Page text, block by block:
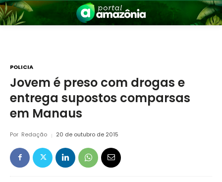
POLICIA
Jovem é preso com drogas e
entrega supostos comparsas
em Manaus
Por Redação 20 de outubro de 2015